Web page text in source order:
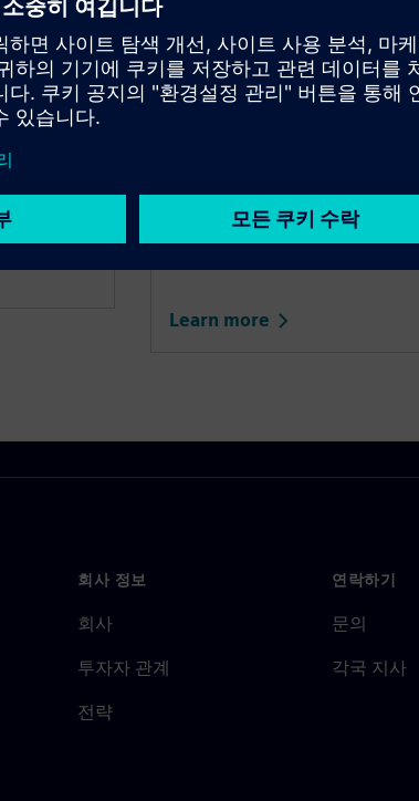
Investor relations
You ask, we answer – your
Learn more
회사 정보
회사
투자자 관계
전략
연락하기
문의
각국 지사